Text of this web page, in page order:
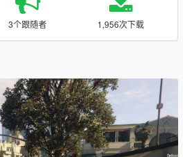
3个跟随者 1,956次下载